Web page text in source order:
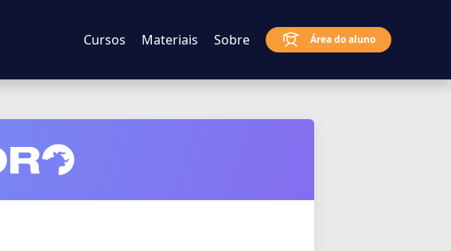
Cursos Materiais Sobre Área do aluno